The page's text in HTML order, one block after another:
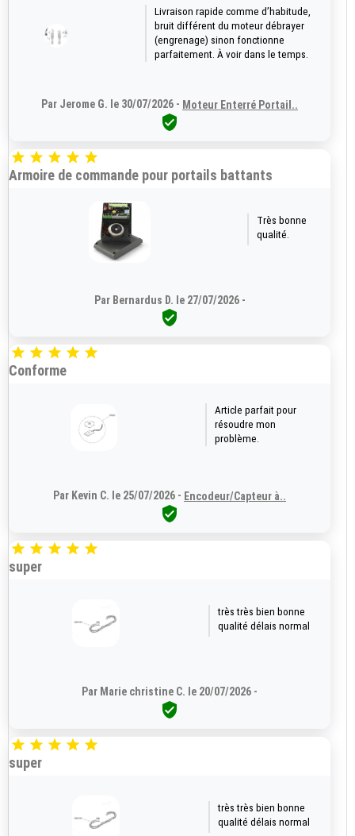
Livraison rapide comme d’habitude,
bruit différent du moteur débrayer
(engrenage) sinon fonctionne
parfaitement. À voir dans le temps.
Par Jerome G. le 30/07/2026 - Moteur Enterré Portail..

    
Armoire de commande pour portails battants
Très bonne
qualité.
Par Bernardus D. le 27/07/2026 -

    
Conforme
Article parfait pour
résoudre mon
problème.
Par Kevin C. le 25/07/2026 - Encodeur/Capteur à..

    
super
très très bien bonne
qualité délais normal
Par Marie christine C. le 20/07/2026 -

    
super
très très bien bonne
qualité délais normal